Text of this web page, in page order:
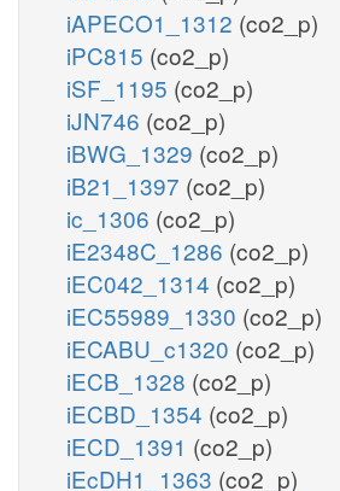
iAPECO1_1312 (co2_p)
iPC815 (co2_p)
iSF_1195 (co2_p)
iJN746 (co2_p)
iBWG_1329 (co2_p)
iB21_1397 (co2_p)
ic_1306 (co2_p)
iE2348C_1286 (co2_p)
iEC042_1314 (co2_p)
iEC55989_1330 (co2_p)
iECABU_c1320 (co2_p)
iECB_1328 (co2_p)
iECBD_1354 (co2_p)
iECD_1391 (co2_p)
iEcDH1_1363 (co2_p)